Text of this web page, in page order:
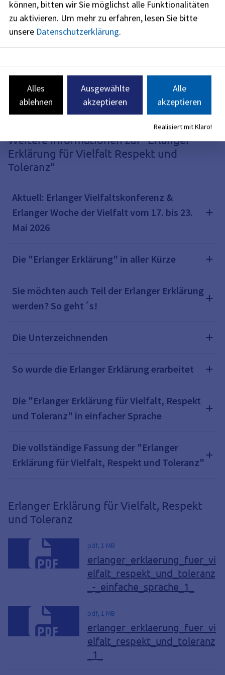
Weitere Informationen zur "Erlanger
Erklärung für Vielfalt Respekt und
Toleranz"
Aktuell: Erlanger Vielfaltskonferenz &
Erlanger Woche der Vielfalt vom 17. bis 23.
Mai 2026
Die "Erlanger Erklärung" in aller Kürze
Sie möchten auch Teil der Erlanger Erklärung
werden? So geht´s!
Die Unterzeichnenden
So wurde die Erlanger Erklärung erarbeitet
Die "Erlanger Erklärung für Vielfalt, Respekt
und Toleranz" in einfacher Sprache
Die vollständige Fassung der "Erlanger
Erklärung für Vielfalt, Respekt und Toleranz"
Erlanger Erklärung für Vielfalt, Respekt
und Toleranz
pdf, 1 MB
erlanger_erklaerung_fuer_vi
elfalt_respekt_und_toleranz
_-_einfache_sprache_1_
pdf, 1 MB
erlanger_erklaerung_fuer_vi
elfalt_respekt_und_toleranz
_1_
können, bitten wir Sie möglichst alle Funktionalitäten
zu aktivieren. Um mehr zu erfahren, lesen Sie bitte
unsere Datenschutzerklärung.
Alles
ablehnen
Ausgewählte
akzeptieren
Alle
akzeptieren
Realisiert mit Klaro!